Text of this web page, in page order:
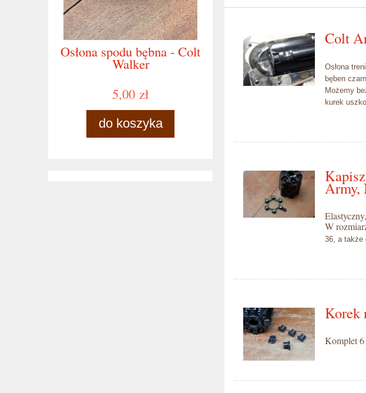
Osłona spodu bębna - Colt
Walker
5,00 zł
do koszyka
Colt
Osłona
bęben
Możemy
kurek
Army,
W
36, a także
Korek
Komplet